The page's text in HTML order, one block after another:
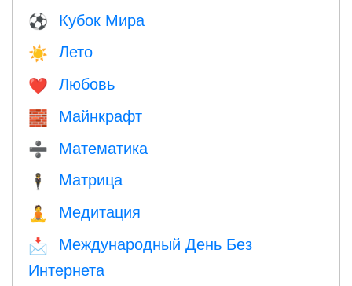
⚽ Кубок Мира
☀️ Лето
❤️️ Любовь
🧱 Майнкрафт
➗ Математика
🕴️ Матрица
🧘 Медитация
📩
Международный День Без
Интернета